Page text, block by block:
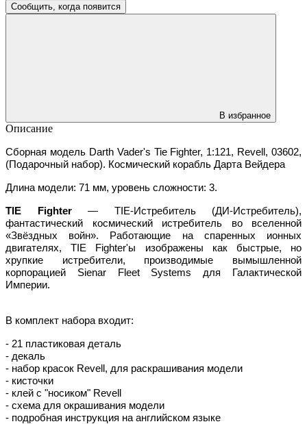
Сообщить, когда появится
В избранное
Описание
Сборная модель Darth Vader's Tie Fighter, 1:121, Revell, 03602,
(Подарочный набор). Космический корабль Дарта Вейдера
Длина модели: 71 мм, уровень сложности: 3.
TIE Fighter — TIE-Истребитель (ДИ-Истребитель),
фантастический космический истребитель во вселенной
«Звёздных войн». Работающие на спаренных ионных
двигателях, TIE Fighter'ы изображены как быстрые, но
хрупкие истребители, производимые вымышленной
корпорацией Sienar Fleet Systems для Галактической
Империи.
В комплект набора входит:
- 21 пластиковая деталь
- декаль
- набор красок Revell, для раскрашивания модели
- кисточки
- клей с "носиком" Revell
- схема для окрашивания модели
- подробная инструкция на английском языке